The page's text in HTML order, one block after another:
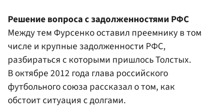
Решение вопроса с задолженностями РФС
Между тем Фурсенко оставил преемнику в том
числе и крупные задолженности РФС,
разбираться с которыми пришлось Толстых.
В октябре 2012 года глава российского
футбольного союза рассказал о том, как
обстоит ситуация с долгами.